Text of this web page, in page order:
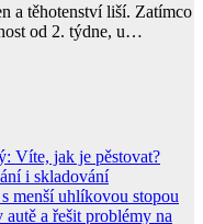
a těhotenství liší. Zatímco
od 2. týdne, u…
Víte, jak je pěstovat?
i skladování
menší uhlíkovou stopou
autě a řešit problémy na